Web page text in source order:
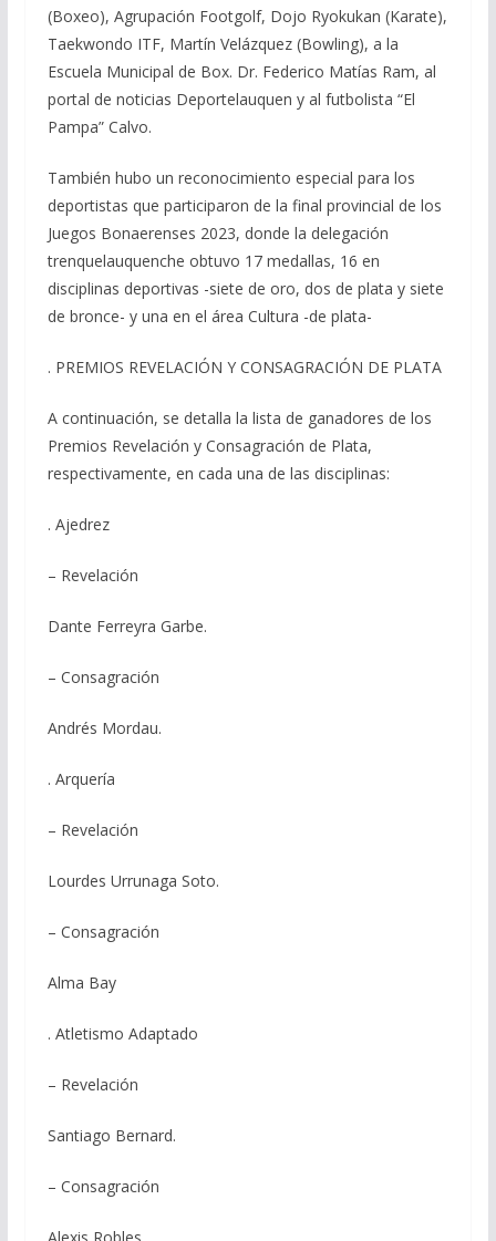
(Boxeo), Agrupación Footgolf, Dojo Ryokukan (Karate),
Taekwondo ITF, Martín Velázquez (Bowling), a la
Escuela Municipal de Box. Dr. Federico Matías Ram, al
portal de noticias Deportelauquen y al futbolista “El
Pampa” Calvo.
También hubo un reconocimiento especial para los
deportistas que participaron de la final provincial de los
Juegos Bonaerenses 2023, donde la delegación
trenquelauquenche obtuvo 17 medallas, 16 en
disciplinas deportivas -siete de oro, dos de plata y siete
de bronce- y una en el área Cultura -de plata-
. PREMIOS REVELACIÓN Y CONSAGRACIÓN DE PLATA
A continuación, se detalla la lista de ganadores de los
Premios Revelación y Consagración de Plata,
respectivamente, en cada una de las disciplinas:
. Ajedrez
– Revelación
Dante Ferreyra Garbe.
– Consagración
Andrés Mordau.
. Arquería
– Revelación
Lourdes Urrunaga Soto.
– Consagración
Alma Bay
. Atletismo Adaptado
– Revelación
Santiago Bernard.
– Consagración